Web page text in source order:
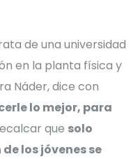
de una universidad
en la planta física y
Náder, dice con
lo mejor, para
que solo
los jóvenes se